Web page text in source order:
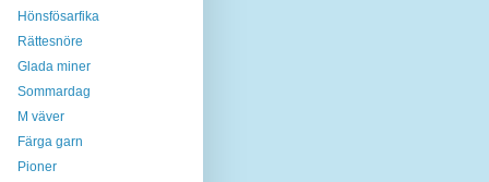
Hönsfösarfika
Rättesnöre
Glada miner
Sommardag
M väver
Färga garn
Pioner